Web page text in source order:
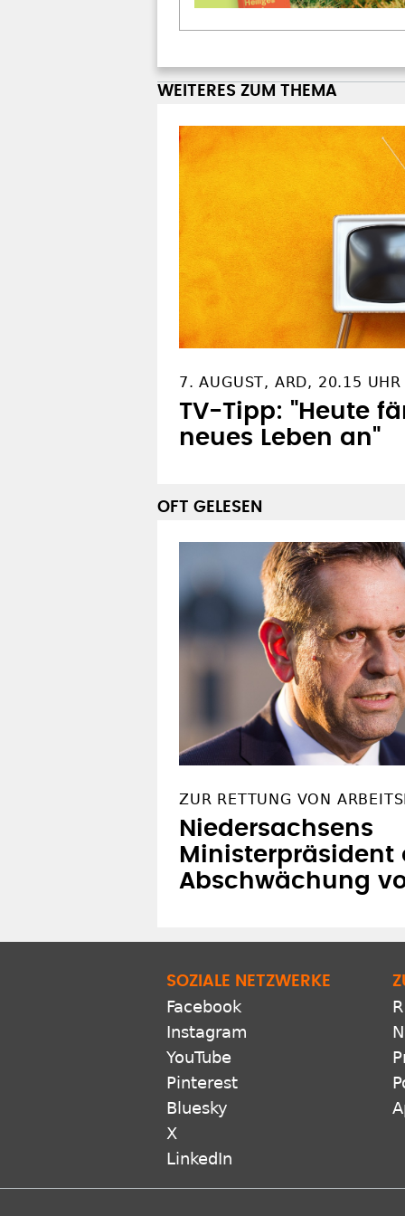
WEITERES ZUM THEMA
7. AUGUST, ARD, 20.15 UHR
TV-Tipp: "Heute
neues Leben an"
OFT GELESEN
ZUR RETTUNG VON
Niedersachsens
Ministerpräsident
Abschwächung
SOZIALE NETZWERKE
Facebook
Instagram
YouTube
Pinterest
Bluesky
X
LinkedIn